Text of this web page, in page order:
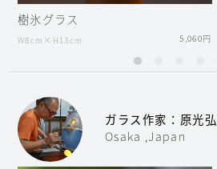
樹氷グラス
W8cm×H13cm 5,060円
ガラス作家：原光弘
Osaka ,Japan